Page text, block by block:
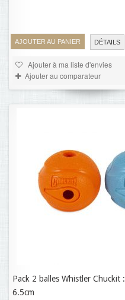
AJOUTER AU PANIER DÉTAILS
Ajouter à ma liste d'envies
Ajouter au comparateur
Pack 2 balles Whistler Chuckit :
6.5cm